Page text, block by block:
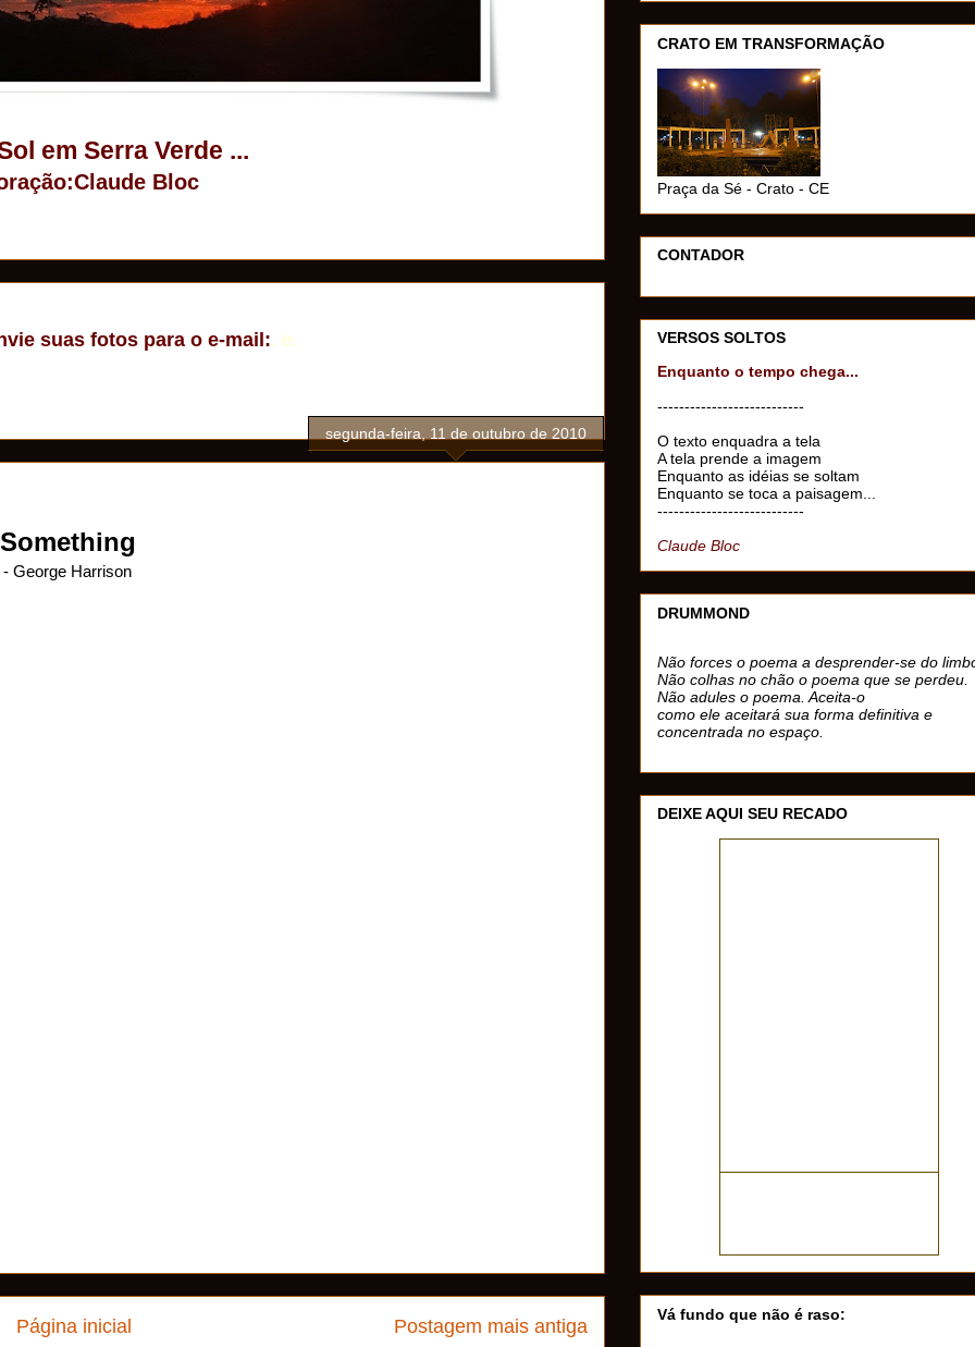
em Serra Verde ...
Bloc
suas fotos para o e-mail:. e.
segunda-feira, 11 de outubro de 2010
Something
- George Harrison
Postagem mais antiga
Página inicial
CRATO EM TRANSFORMAÇÃO
Praça da Sé - Crato - CE
CONTADOR
VERSOS SOLTOS
Enquanto o tempo chega...
---------------------------
O texto enquadra a tela
A tela prende a imagem
Enquanto as idéias se soltam
Enquanto se toca a paisagem...
---------------------------
Claude Bloc
DRUMMOND
Não forces o poema a desprender-se do
Não colhas no chão o poema que se perdeu.
Não adules o poema. Aceita-o
como ele aceitará sua forma definitiva e
concentrada no espaço.
DEIXE AQUI SEU RECADO
Vá fundo que não é raso: